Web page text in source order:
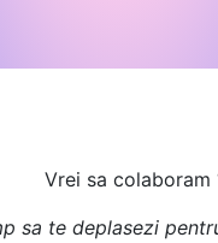
Vrei sa colaboram
sa te deplasezi